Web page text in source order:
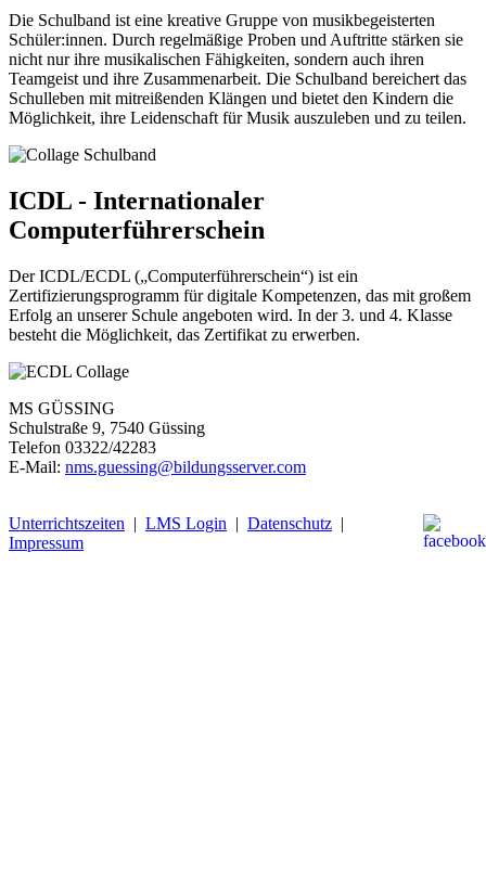
Die Schulband ist eine kreative Gruppe von musikbegeisterten
Schüler:innen. Durch regelmäßige Proben und Auftritte stärken sie
nicht nur ihre musikalischen Fähigkeiten, sondern auch ihren
Teamgeist und ihre Zusammenarbeit. Die Schulband bereichert das
Schulleben mit mitreißenden Klängen und bietet den Kindern die
Möglichkeit, ihre Leidenschaft für Musik auszuleben und zu teilen.
ICDL - Internationaler
Computerführerschein
Der ICDL/ECDL („Computerführerschein“) ist ein
Zertifizierungsprogramm für digitale Kompetenzen, das mit großem
Erfolg an unserer Schule angeboten wird. In der 3. und 4. Klasse
besteht die Möglichkeit, das Zertifikat zu erwerben.
MS GÜSSING
Schulstraße 9, 7540 Güssing
Telefon 03322/42283
E-Mail: nms.guessing@bildungsserver.com
Unterrichtszeiten | LMS Login | Datenschutz |
Impressum